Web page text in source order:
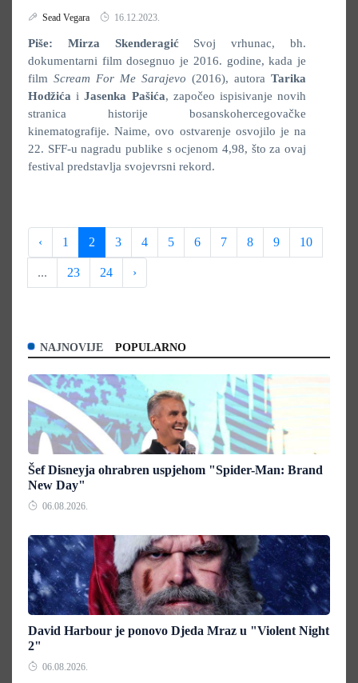
Sead Vegara 16.12.2023.
Piše: Mirza Skenderagić Svoj vrhunac, bh.
dokumentarni film dosegnuo je 2016. godine, kada je
film Scream For Me Sarajevo (2016), autora Tarika
Hodžića iJasenka Pašića, započeo ispisivanje novih
stranica historije bosanskohercegovačke
kinematografije. Naime, ovo ostvarenje osvojilo je na
22. SFF-u nagradu publike s ocjenom 4,98, što za ovaj
festival predstavlja svojevrsni rekord.
‹ 1 2 3 4 5 6 7 8 9 10
... 23 24 ›
NAJNOVIJE POPULARNO
Šef Disneyja ohrabren uspjehom "Spider-Man: Brand
New Day"
06.08.2026.
David Harbour je ponovo Djeda Mraz u "Violent Night
2"
06.08.2026.